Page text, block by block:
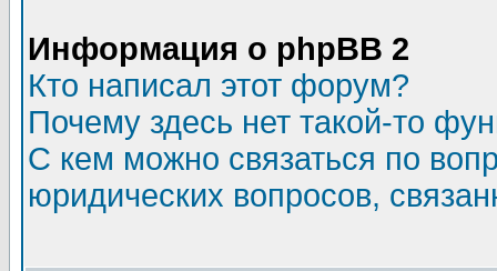
Информация о phpBB 2
Кто написал этот форум?
Почему здесь нет такой-то
С кем можно связаться по
юридических вопросов,